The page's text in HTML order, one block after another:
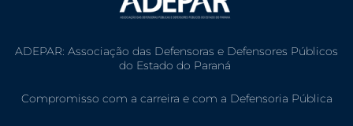
ADEPAR: Associação das Defensoras e Defensores Públicos
do Estado do Paraná
Compromisso com a carreira e com a Defensoria Pública